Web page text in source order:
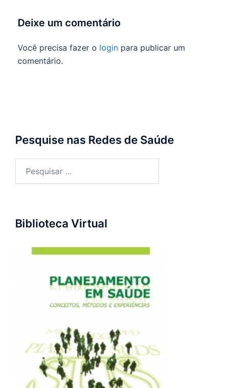
Deixe um comentário
Você precisa fazer o login para publicar um
comentário.
Pesquise nas Redes de Saúde
Biblioteca Virtual